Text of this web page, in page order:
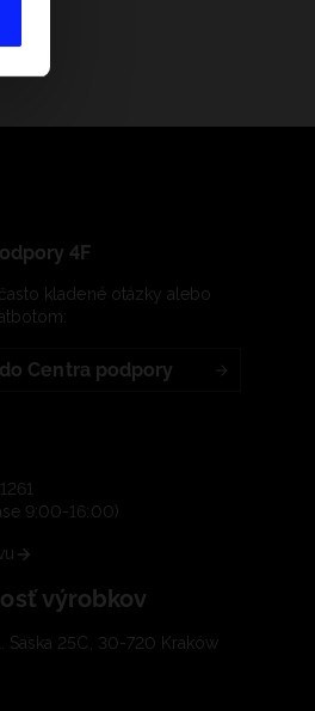
4F
kladené otázky alebo
Centra podpory
9:00-16:00)
výrobkov
Saska 25C, 30-720 Kraków